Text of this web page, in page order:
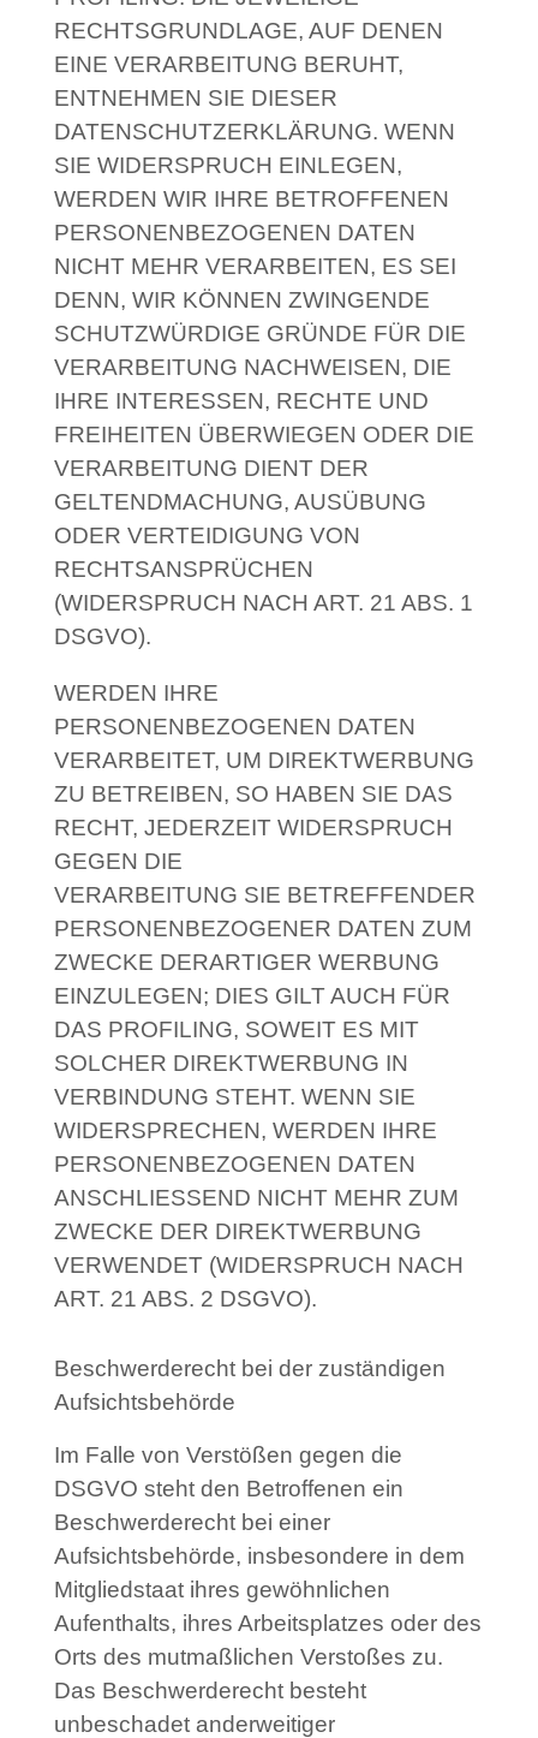
RECHTSGRUNDLAGE, AUF DENEN
EINE VERARBEITUNG BERUHT,
ENTNEHMEN SIE DIESER
DATENSCHUTZERKLÄRUNG. WENN
SIE WIDERSPRUCH EINLEGEN,
WERDEN WIR IHRE BETROFFENEN
PERSONENBEZOGENEN DATEN
NICHT MEHR VERARBEITEN, ES SEI
DENN, WIR KÖNNEN ZWINGENDE
SCHUTZWÜRDIGE GRÜNDE FÜR DIE
VERARBEITUNG NACHWEISEN, DIE
IHRE INTERESSEN, RECHTE UND
FREIHEITEN ÜBERWIEGEN ODER DIE
VERARBEITUNG DIENT DER
GELTENDMACHUNG, AUSÜBUNG
ODER VERTEIDIGUNG VON
RECHTSANSPRÜCHEN
(WIDERSPRUCH NACH ART. 21 ABS. 1
DSGVO).
WERDEN IHRE
PERSONENBEZOGENEN DATEN
VERARBEITET, UM DIREKTWERBUNG
ZU BETREIBEN, SO HABEN SIE DAS
RECHT, JEDERZEIT WIDERSPRUCH
GEGEN DIE
VERARBEITUNG SIE BETREFFENDER
PERSONENBEZOGENER DATEN ZUM
ZWECKE DERARTIGER WERBUNG
EINZULEGEN; DIES GILT AUCH FÜR
DAS PROFILING, SOWEIT ES MIT
SOLCHER DIREKTWERBUNG IN
VERBINDUNG STEHT. WENN SIE
WIDERSPRECHEN, WERDEN IHRE
PERSONENBEZOGENEN DATEN
ANSCHLIESSEND NICHT MEHR ZUM
ZWECKE DER DIREKTWERBUNG
VERWENDET (WIDERSPRUCH NACH
ART. 21 ABS. 2 DSGVO).
Beschwerderecht bei der zuständigen
Aufsichtsbehörde
Im Falle von Verstößen gegen die
DSGVO steht den Betroffenen ein
Beschwerderecht bei einer
Aufsichtsbehörde, insbesondere in dem
Mitgliedstaat ihres gewöhnlichen
Aufenthalts, ihres Arbeitsplatzes oder des
Orts des mutmaßlichen Verstoßes zu.
Das Beschwerderecht besteht
unbeschadet anderweitiger